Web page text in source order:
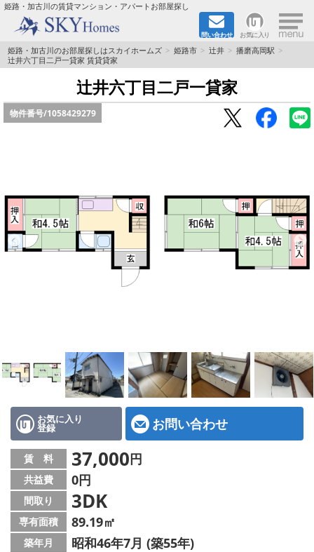
姫路・加古川の賃貸マンション・アパートお部屋探し
問い合わせ お気に入り ×
TOPページ
都市ガス·オール電化
☆新築物件☆
☆ネット無料☆
路線·駅から探す
スタッフ紹介
店舗情報·アクセス
会社概要
メールでお問い合わせ
姫路・加古川のお部屋探しはスカイホームズ 姫路市 辻井
播磨高岡駅
辻井六丁目二戸一貸家 賃貸貸家
辻井六丁目二戸一貸家
物件番号/1058429279
お気に入り
登録 お問い合わせ
賃 料 37,000円
共益費 0円
間取り 3DK
専有面積 89.19㎡
築年月 昭和46年7月 (築55年)